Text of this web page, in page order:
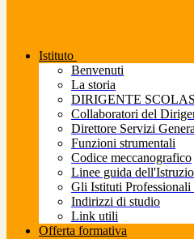
Istituto
Benvenuti
La storia
DIRIGENTE
Collaboratori del
Direttore Servizi
Funzioni strumentali
Codice meccanografico
Linee guida
Gli Istituti Professionali
Indirizzi di studio
Link utili
Offerta formativa